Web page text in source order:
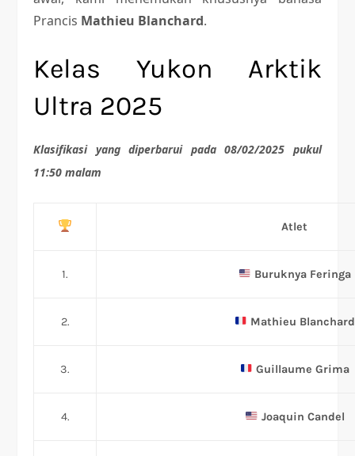
Prancis Mathieu Blanchard.
Kelas Yukon Arktik
Ultra 2025
Klasifikasi yang diperbarui pada 08/02/2025 pukul
11:50 malam
Atlet
1. Buruknya Feringa
2. Mathieu Blanchard
3. Guillaume Grima
4. Joaquin Candel